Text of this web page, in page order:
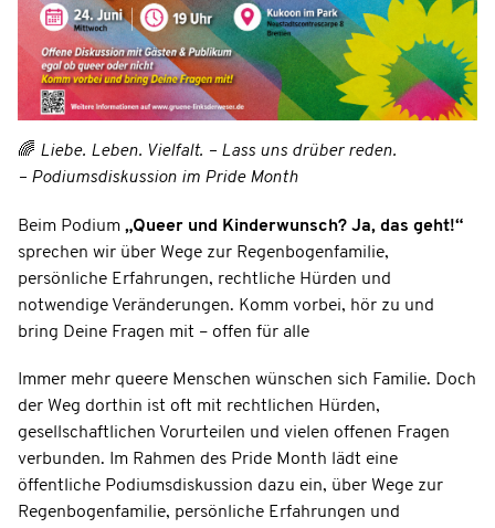
🌈 Liebe. Leben. Vielfalt. – Lass uns drüber reden.
– Podiumsdiskussion im Pride Month
Beim Podium „Queer und Kinderwunsch? Ja, das geht!“
sprechen wir über Wege zur Regenbogenfamilie,
persönliche Erfahrungen, rechtliche Hürden und
notwendige Veränderungen. Komm vorbei, hör zu und
bring Deine Fragen mit – offen für alle
Immer mehr queere Menschen wünschen sich Familie. Doch
der Weg dorthin ist oft mit rechtlichen Hürden,
gesellschaftlichen Vorurteilen und vielen offenen Fragen
verbunden. Im Rahmen des Pride Month lädt eine
öffentliche Podiumsdiskussion dazu ein, über Wege zur
Regenbogenfamilie, persönliche Erfahrungen und